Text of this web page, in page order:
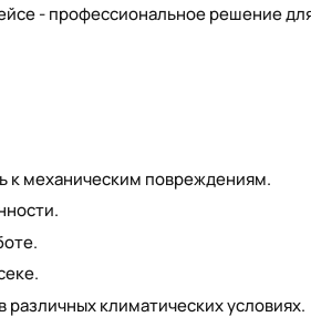
- профессиональное решение
к механическим повреждениям.
климатических условиях.